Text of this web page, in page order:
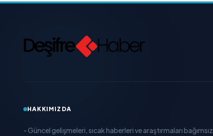
HAKKIMIZDA
- Güncel gelişmeleri, sıcak haberleri ve araştırmaları bağımsız